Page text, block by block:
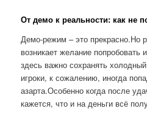
От демо к реальности: как не
Демо-режим – это прекрасно.Но
возникает желание попробовать
здесь важно сохранять
игроки, к сожалению, иногда
азарта.Особенно когда после
кажется, что и на деньги всё